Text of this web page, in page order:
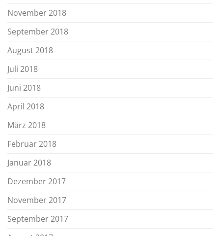
November 2018
September 2018
August 2018
Juli 2018
Juni 2018
April 2018
März 2018
Februar 2018
Januar 2018
Dezember 2017
November 2017
September 2017